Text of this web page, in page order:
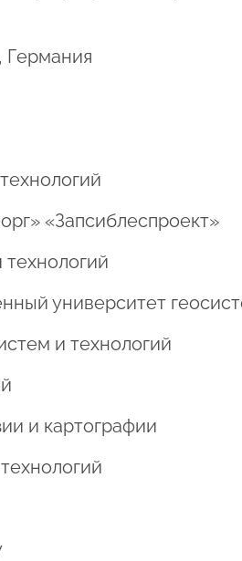
Германия
«Запсиблеспроект»
университет
и технологий
и картографии